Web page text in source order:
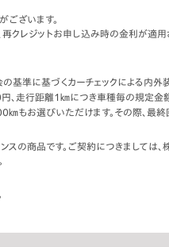
ございます。
再クレジットお申し込み時の金利が適用
の基準に基づくカーチェックによる
、走行距離1㎞につき車種毎の規定
㎞もお選びいただけます。その際、最終
スの商品です。ご契約につきましては、